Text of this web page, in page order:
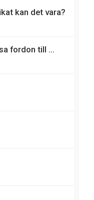
kan det vara?
fordon till ...